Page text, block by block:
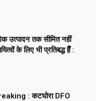
उत्पादन तक सीमित नहीं
के लिए भी प्रतिबद्ध हैँ :
: कटघोरा DFO